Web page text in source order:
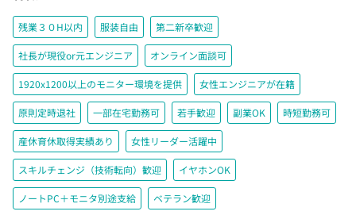
残業３０H以内 服装自由 第二新卒歓迎
社長が現役or元エンジニア オンライン面談可
1920x1200以上のモニター環境を提供 女性エンジニアが在籍
原則定時退社 一部在宅勤務可 若手歓迎 副業OK 時短勤務可
産休育休取得実績あり 女性リーダー活躍中
スキルチェンジ（技術転向）歓迎 イヤホンOK
ノートPC＋モニタ別途支給 ベテラン歓迎